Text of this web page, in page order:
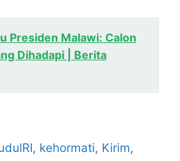
Presiden Malawi: Calon
Dihadapi | Berita
, kehormati, Kirim,